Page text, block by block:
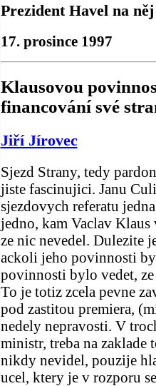
Prezident Havel na
17. prosince 1997
Klausovou
financování své
Jiří Jírovec
Sjezd Strany, tedy
jiste fascinujici. Janu
sjezdovych referatu
jedno, kam Vaclav
ze nic nevedel. Dulezite
ackoli jeho povinnosti
povinnosti bylo vedet,
To je totiz zcela pevne
pod zastitou premiera,
nedely nepravosti. V
ministr, treba na zaklade
nikdy nevidel, pouzije
ucel, ktery je v rozporu